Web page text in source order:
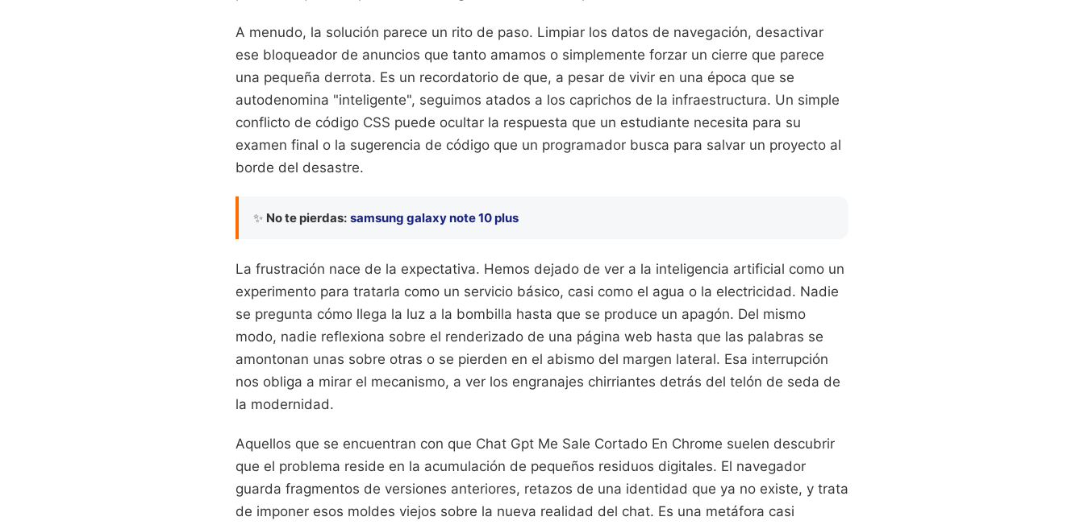
A menudo, la solución parece un rito de paso. Limpiar los datos de navegación, desactivar
ese bloqueador de anuncios que tanto amamos o simplemente forzar un cierre que parece
una pequeña derrota. Es un recordatorio de que, a pesar de vivir en una época que se
autodenomina "inteligente", seguimos atados a los caprichos de la infraestructura. Un simple
conflicto de código CSS puede ocultar la respuesta que un estudiante necesita para su
examen final o la sugerencia de código que un programador busca para salvar un proyecto al
borde del desastre.
✨ No te pierdas: samsung galaxy note 10 plus
La frustración nace de la expectativa. Hemos dejado de ver a la inteligencia artificial como un
experimento para tratarla como un servicio básico, casi como el agua o la electricidad. Nadie
se pregunta cómo llega la luz a la bombilla hasta que se produce un apagón. Del mismo
modo, nadie reflexiona sobre el renderizado de una página web hasta que las palabras se
amontonan unas sobre otras o se pierden en el abismo del margen lateral. Esa interrupción
nos obliga a mirar el mecanismo, a ver los engranajes chirriantes detrás del telón de seda de
la modernidad.
Aquellos que se encuentran con que Chat Gpt Me Sale Cortado En Chrome suelen descubrir
que el problema reside en la acumulación de pequeños residuos digitales. El navegador
guarda fragmentos de versiones anteriores, retazos de una identidad que ya no existe, y trata
de imponer esos moldes viejos sobre la nueva realidad del chat. Es una metáfora casi